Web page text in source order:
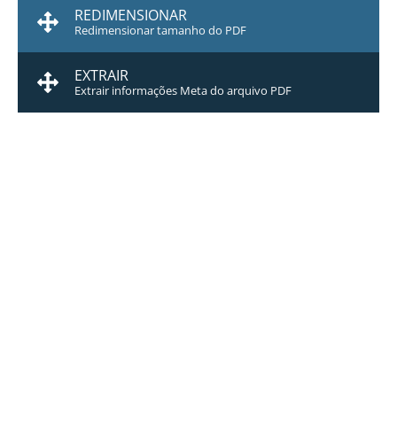
REDIMENSIONAR
Redimensionar tamanho do PDF
EXTRAIR
Extrair informações Meta do arquivo PDF